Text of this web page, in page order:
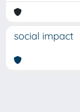
social impact